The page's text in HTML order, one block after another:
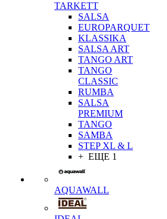
TARKETT
SALSA
EUROPARQUET
KLASSIKA
SALSA ART
TANGO ART
TANGO
CLASSIC
RUMBA
SALSA
PREMIUM
TANGO
SAMBA
STEP XL & L
+ ЕЩЕ 1
AQUAWALL